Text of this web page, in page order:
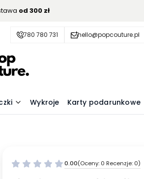
od 300 zł
780 780 731 hello@popcouture.pl
Wykroje Karty podarunkowe
0.00(Oceny: 0 Recenzje: 0)
Przejdź do sekcji Opinie